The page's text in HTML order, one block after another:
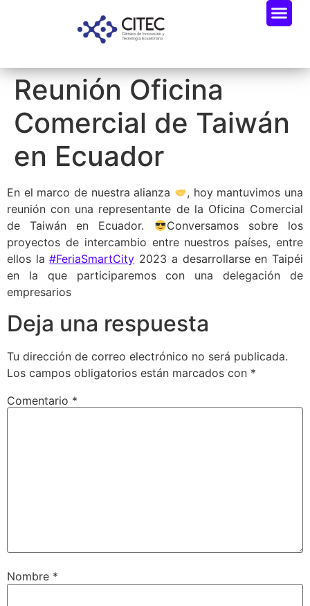
Reunión Oficina
Comercial de Taiwán
en Ecuador
En el marco de nuestra alianza
, hoy mantuvimos una
reunión con una representante de la Oficina Comercial
de Taiwán en Ecuador.
Conversamos sobre los
proyectos de intercambio entre nuestros países, entre
ellos la#FeriaSmartCity 2023 a desarrollarse en Taipéi
en la que participaremos con una delegación de
empresarios
Deja una respuesta
Tu dirección de correo electrónico no será publicada.
Los campos obligatorios están marcados con *
Comentario *
Nombre *